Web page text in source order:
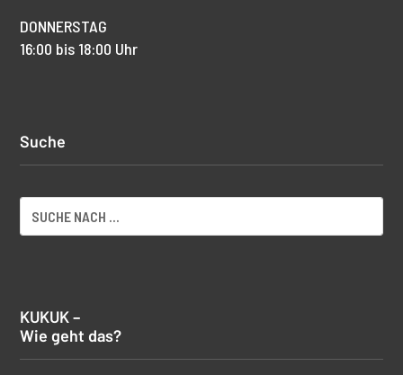
DONNERSTAG
16:00 bis 18:00 Uhr
Suche
KUKUK –
Wie geht das?